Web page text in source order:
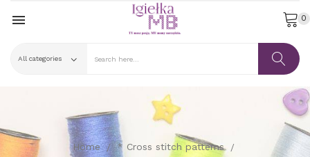
 0
Home
* Cross stitch patterns